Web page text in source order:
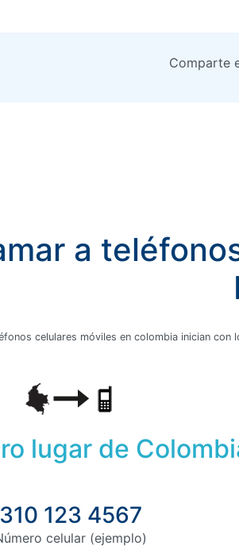
Comparte
a
celulares móviles en colombia inician
lugar de
310 123 4567
celular (ejemplo)